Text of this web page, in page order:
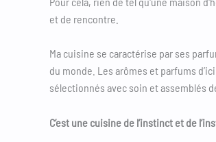
et de rencontre.
Ma cuisine se caractérise par ses
du monde. Les arômes et parfums
sélectionnés avec soin et assemblés
C’est une cuisine de l’instinct et de